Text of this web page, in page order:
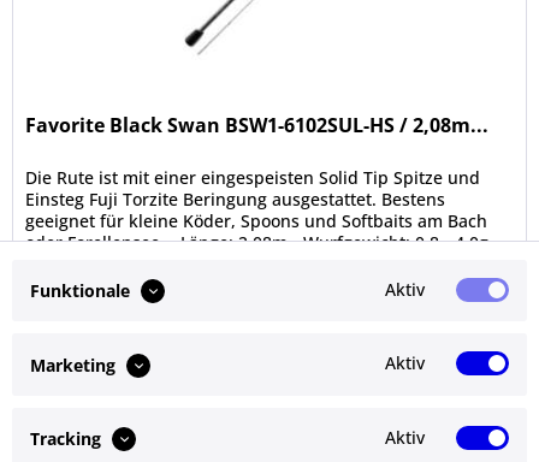
Favorite Black Swan BSW1-6102SUL-HS / 2,08m...
Die Rute ist mit einer eingespeisten Solid Tip Spitze und
Einsteg Fuji Torzite Beringung ausgestattet. Bestens
geeignet für kleine Köder, Spoons und Softbaits am Bach
oder Forellensee. - Länge: 2,08m - Wurfgewicht: 0,8 - 4,0g -
299,00 € *
Funktionale Aktiv
Marketing Aktiv
Tracking Aktiv